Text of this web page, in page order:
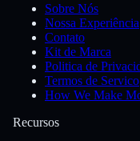
Sobre Nós
Nossa Experiência
Contato
Kit de Marca
Politica de
Termos de Servico
How We Make
Recursos